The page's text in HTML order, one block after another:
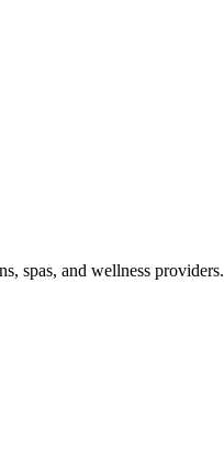
spas, and wellness providers.